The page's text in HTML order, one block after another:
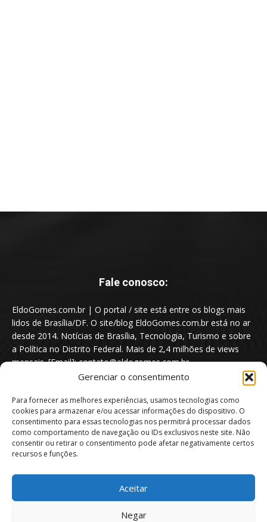
Gerenciar o consentimento
Para fornecer as melhores experiências, usamos tecnologias como
cookies para armazenar e/ou acessar informações do dispositivo. O
consentimento para essas tecnologias nos permitirá processar dados
como comportamento de navegação ou IDs exclusivos neste site. Não
consentir ou retirar o consentimento pode afetar negativamente certos
recursos e funções.
Aceitar
Negar
Fale conosco:
EldoGomes.com.br | O portal / site está entre os blogs mais
lidos de Brasília/DF. O site/blog EldoGomes.com.br está no ar
desde 2014. Notícias de Brasília, Tecnologia, Turismo e sobre
a Política no Distrito Federal. Mais de 2,4 milhões de views
mensais. [Email]: contato@eldogomes.com.br
Portal EldoGomes.com.br | Entre os Blogs mais lidos de Brasília/DF. |